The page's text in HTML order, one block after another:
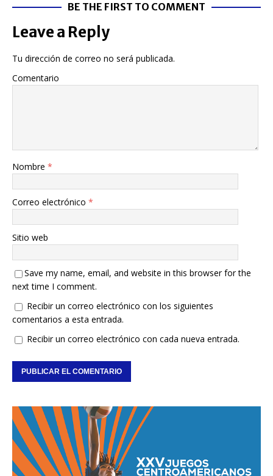
BE THE FIRST TO COMMENT
Leave a Reply
Tu dirección de correo no será publicada.
Comentario
Nombre *
Correo electrónico *
Sitio web
Save my name, email, and website in this browser for the
next time I comment.
Recibir un correo electrónico con los siguientes
comentarios a esta entrada.
Recibir un correo electrónico con cada nueva entrada.